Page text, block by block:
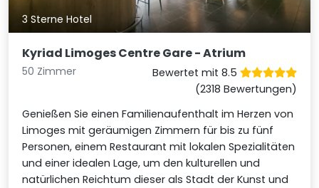
3 Sterne Hotel
Kyriad Limoges Centre Gare - Atrium
50 Zimmer
Bewertet mit 8.5
(2318 Bewertungen)
Genießen Sie einen Familienaufenthalt im Herzen von
Limoges mit geräumigen Zimmern für bis zu fünf
Personen, einem Restaurant mit lokalen Spezialitäten
und einer idealen Lage, um den kulturellen und
natürlichen Reichtum dieser als Stadt der Kunst und